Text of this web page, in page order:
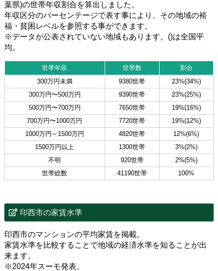
葉県)の世帯年収割合を算出しました。
年収区分のパーセンテージで表す事により、その地域の裕
福・貧困レベルを参照する事ができます。
※データが公表されていない地域もあります。()は全国平
均。
世帯年収 世帯数
割合
300万円未満
9380世帯
23%(34%)
300万円〜500万円
9390世帯
23%(25%)
500万円〜700万円
7650世帯
19%(16%)
700万円〜1000万円
7720世帯
19%(12%)
1000万円～1500万円
4820世帯
12%(6%)
1500万円以上
1300世帯
3%(2%)
不明
920世帯
2%(5%)
世帯総数
41190世帯 100%
印西市の家賃水準
印西市のマンションの平均家賃を掲載。
家賃水準を比較することで地域の経済水準を知ることが出
来ます。
※2024年スーモ発表。